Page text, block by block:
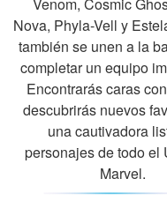
Nova, Phyla-Vell y
también se unen a la
completar un equipo
Encontrarás caras
descubrirás nuevos
una cautivadora
personajes de todo el
Marvel.